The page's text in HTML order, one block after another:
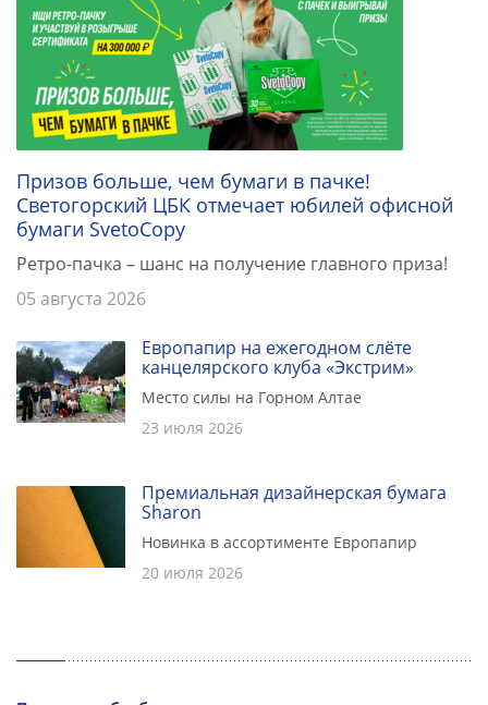
Призов больше, чем бумаги в пачке!
Светогорский ЦБК отмечает юбилей офисной
бумаги SvetoCopy
Ретро-пачка – шанс на получение главного приза!
05 августа 2026
Европапир на ежегодном слёте
канцелярского клуба «Экстрим»
Место силы на Горном Алтае
23 июля 2026
Премиальная дизайнерская бумага
Sharon
Новинка в ассортименте Европапир
20 июля 2026